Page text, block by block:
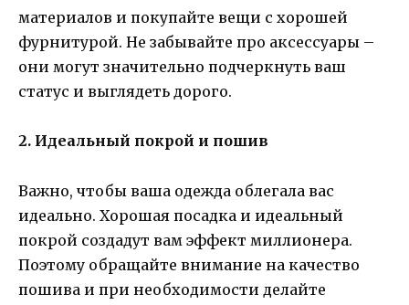
материалов и покупайте вещи с хорошей
фурнитурой. Не забывайте про аксессуары –
они могут значительно подчеркнуть ваш
статус и выглядеть дорого.
2. Идеальный покрой и пошив
Важно, чтобы ваша одежда облегала вас
идеально. Хорошая посадка и идеальный
покрой создадут вам эффект миллионера.
Поэтому обращайте внимание на качество
пошива и при необходимости делайте